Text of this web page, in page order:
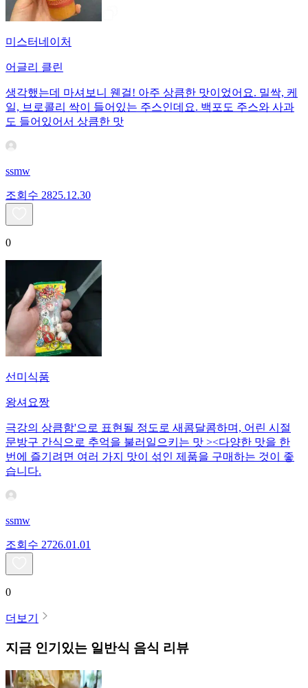
미스터네이처
어글리 클린
생각했는데 마셔보니 웬걸! 아주 상큼한 맛이었어요. 밀싹, 케
일, 브로콜리 싹이 들어있는 주스인데요. 백포도 주스와 사과
도 들어있어서 상큼한 맛
ssmw
조회수 2825.12.30
0
선미식품
왕셔요짱
극강의 상큼함'으로 표현될 정도로 새콤달콤하며, 어린 시절
문방구 간식으로 추억을 불러일으키는 맛 ><다양한 맛을 한
번에 즐기려면 여러 가지 맛이 섞인 제품을 구매하는 것이 좋
습니다.
ssmw
조회수 2726.01.01
0
더보기
지금 인기있는 일반식 음식 리뷰